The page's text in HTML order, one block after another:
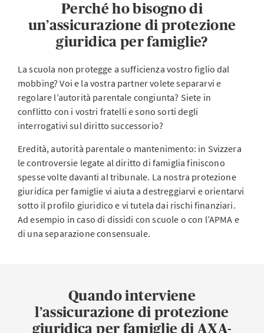
Perché ho bisogno di
un’assicurazione di protezione
giuridica per famiglie?
La scuola non protegge a sufficienza vostro figlio dal
mobbing? Voi e la vostra partner volete separarvi e
regolare l’autorità parentale congiunta? Siete in
conflitto con i vostri fratelli e sono sorti degli
interrogativi sul diritto successorio?
Eredità, autorità parentale o mantenimento: in Svizzera
le controversie legate al diritto di famiglia finiscono
spesse volte davanti al tribunale. La nostra protezione
giuridica per famiglie vi aiuta a destreggiarvi e orientarvi
sotto il profilo giuridico e vi tutela dai rischi finanziari.
Ad esempio in caso di dissidi con scuole o con l’APMA e
di una separazione consensuale.
Quando interviene
l’assicurazione di protezione
giuridica per famiglie di AXA-